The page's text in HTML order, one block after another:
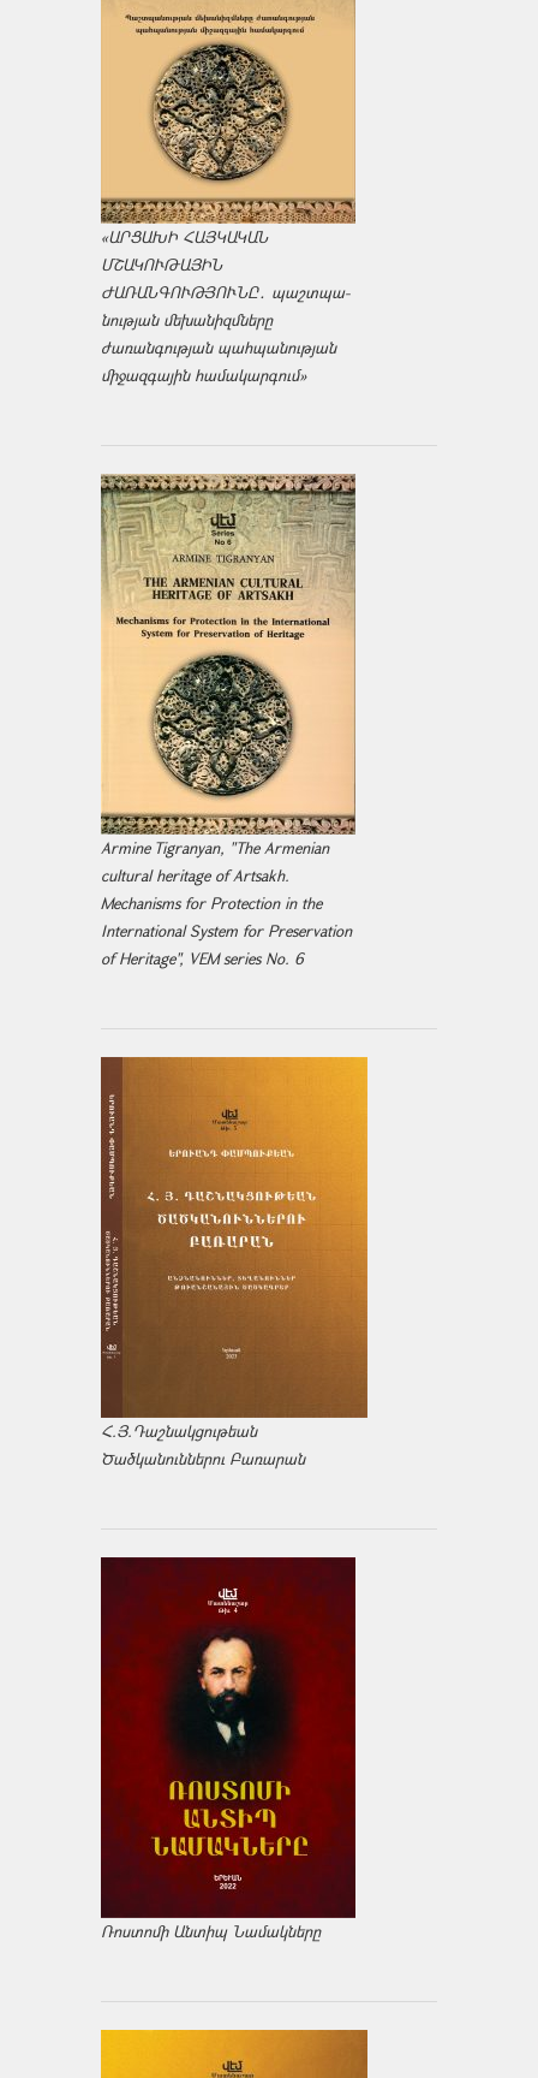
«ԱՐՑԱԽԻ ՀԱՅԿԱԿԱՆ
ՄՇԱԿՈՒԹԱՅԻՆ
ԺԱՌԱՆԳՈՒԹՅՈՒՆԸ․ պաշտպա­
նության մեխանիզմները
ժառանգության պահպանության
միջազ­գային համակարգում»
Armine Tigranyan, "The Armenian
cultural heritage of Artsakh.
Mechanisms for Protection in the
International System for Preservation
of Heritage", VEM series No. 6
Հ.Յ.Դաշնակցութեան
Ծածկանուններու Բառարան
Ռոստոմի Անտիպ Նամակները